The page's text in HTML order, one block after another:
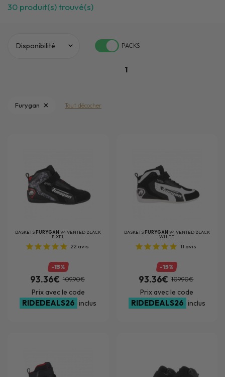
30 produit(s) trouvé(s)
PACKS
1
Furygan Tout décocher
BASKETSFURYGANV4 VENTED BLACK
PIXEL
22 avis
-15%
93.36€ 109.90€
Prix avec le code
RIDEDEALS26 inclus
BASKETSFURYGAN V4 VENTED BLACK
WHITE
11 avis
-15%
93.36€ 109.90€
Prix avec le code
RIDEDEALS26 inclus